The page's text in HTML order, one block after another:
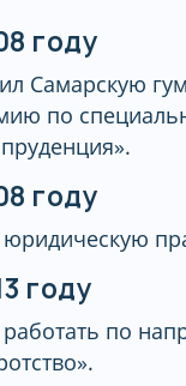
году
Самарскую
по
году
году
по